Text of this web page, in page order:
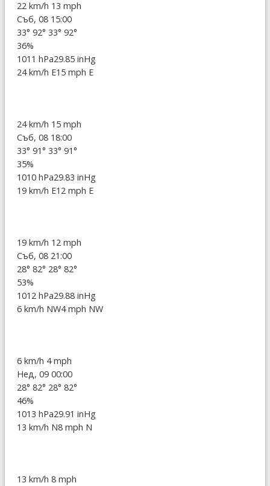
22 km/h 13 mph
Съб, 08 15:00
33° 92° 33° 92°
36%
1011 hPa29.85 inHg
24 km/h E15 mph E
24 km/h 15 mph
Съб, 08 18:00
33° 91° 33° 91°
35%
1010 hPa29.83 inHg
19 km/h E12 mph E
19 km/h 12 mph
Съб, 08 21:00
28° 82° 28° 82°
53%
1012 hPa29.88 inHg
6 km/h NW4 mph NW
6 km/h 4 mph
Нед, 09 00:00
28° 82° 28° 82°
46%
1013 hPa29.91 inHg
13 km/h N8 mph N
13 km/h 8 mph